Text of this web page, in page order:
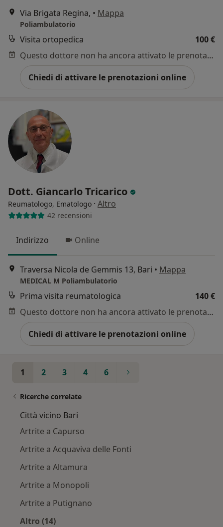
Via Brigata Regina, • Mappa
Poliambulatorio
Visita ortopedica
100 €
Questo dottore non ha ancora attivato le prenotazioni online presso questo indirizzo.
Chiedi di attivare le prenotazioni online
Dott. Giancarlo Tricarico
Reumatologo, Ematologo · Altro
42 recensioni
Indirizzo Online
Traversa Nicola de Gemmis 13, Bari • Mappa
MEDICAL M Poliambulatorio
Prima visita reumatologica
140 €
Questo dottore non ha ancora attivato le prenotazioni online presso questo indirizzo.
Chiedi di attivare le prenotazioni online
1 2 3 4 6
Ricerche correlate
Città vicino Bari
Artrite a Capurso
Artrite a Acquaviva delle Fonti
Artrite a Altamura
Artrite a Monopoli
Artrite a Putignano
Altro (14)